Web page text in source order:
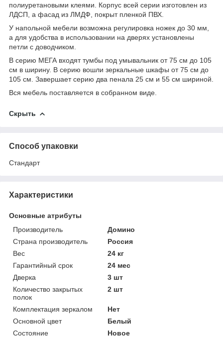
полиуретановыми клеями. Корпус всей серии изготовлен из
ЛДСП, а фасад из ЛМДФ, покрыт пленкой ПВХ.
У напольной мебели возможна регулировка ножек до 30 мм,
а для удобства в использовании на дверях установлены
петли с доводчиком.
В серию МЕГА входят тумбы под умывальник от 75 см до 105
см в ширину. В серию вошли зеркальные шкафы от 75 см до
105 см. Завершает серию два пенала 25 см и 55 см шириной.
Вся мебель поставляется в собранном виде.
Скрыть
Способ упаковки
Стандарт
Характеристики
Основные атрибуты
Производитель
Домино
Страна производитель
Россия
Вес
24 кг
Гарантийный срок
24 мес
Дверка
3 шт
Количество закрытых
полок
2 шт
Комплектация зеркалом
Нет
Основной цвет
Белый
Состояние
Новое